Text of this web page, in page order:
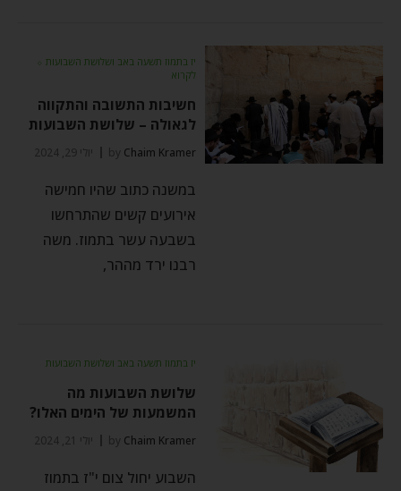
יז בתמוז תשעה באב ושלושת השבועות ⬦
לקרוא
חשיבות התשובה והתקווה
לגאולה – שלושת השבועות
by Chaim Kramer יולי 29, 2024
במשנה כתוב שהיו חמישה
אירועים קשים שהתרחשו
בשבעה עשר בתמוז. משה
רבנו ירד מההר,
יז בתמוז תשעה באב ושלושת השבועות
שלושת השבועות מה
המשמעות של הימים האלו?
by Chaim Kramer יולי 21, 2024
השבוע יחול צום י"ז בתמוז